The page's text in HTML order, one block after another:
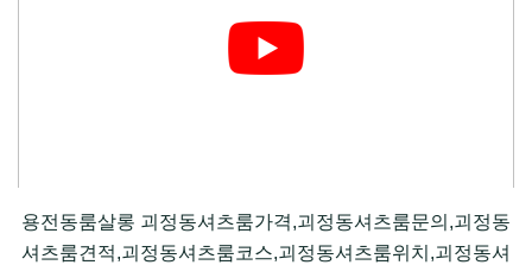
용전동룸살롱 괴정동셔츠룸가격,괴정동셔츠룸문의,괴정동
셔츠룸견적,괴정동셔츠룸코스,괴정동셔츠룸위치,괴정동셔